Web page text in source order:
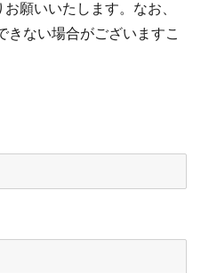
願いいたします。なお、
きない場合がございますこ